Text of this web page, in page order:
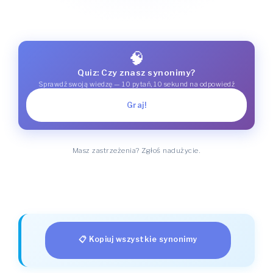
🧠
Quiz: Czy znasz synonimy?
Sprawdź swoją wiedzę — 10 pytań, 10 sekund na odpowiedź
Graj!
Masz zastrzeżenia? Zgłoś nadużycie.
📋 Kopiuj wszystkie synonimy